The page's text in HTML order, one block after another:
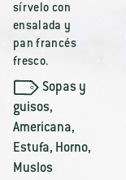
sírvelo con
ensalada y
pan francés
fresco.
Sopas y
guisos,
Americana,
Estufa, Horno,
Muslos